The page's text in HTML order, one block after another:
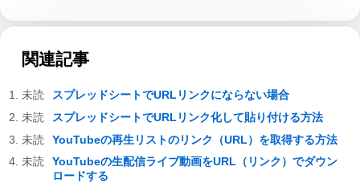
関連記事
スプレッドシートでURLリンクにならない場合
スプレッドシートでURLリンク化して貼り付ける方法
YouTubeの再生リストのリンク（URL）を取得する方法
YouTubeの生配信ライブ動画をURL（リンク）でダウン
ロードする